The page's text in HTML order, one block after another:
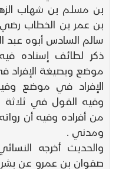
بن مسلم بن شهاب
بن عمر بن الخطاب رضي
سالم السادس أبوه عبد
ذكر لطائف إسناده
موضع وبصيغة الإفراد
الإفراد في موضع
وفيه القول في
من أفراده وفيه أن
ومدني .
والحديث أخرجه
صفوان بن عمرو عن بشر